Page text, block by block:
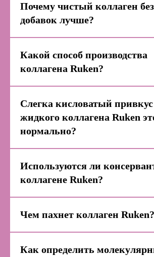
Почему чистый коллаген без
добавок лучше?
Какой способ производства
коллагена Ruken?
Слегка кисловатый привкус
жидкого коллагена Ruken
нормально?
Используются ли
коллагене Ruken?
Чем пахнет коллаген Ruken?
Как определить